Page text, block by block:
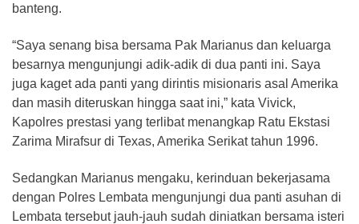
banteng.
“Saya senang bisa bersama Pak Marianus dan keluarga
besarnya mengunjungi adik-adik di dua panti ini. Saya
juga kaget ada panti yang dirintis misionaris asal Amerika
dan masih diteruskan hingga saat ini,” kata Vivick,
Kapolres prestasi yang terlibat menangkap Ratu Ekstasi
Zarima Mirafsur di Texas, Amerika Serikat tahun 1996.
Sedangkan Marianus mengaku, kerinduan bekerjasama
dengan Polres Lembata mengunjungi dua panti asuhan di
Lembata tersebut jauh-jauh sudah diniatkan bersama isteri